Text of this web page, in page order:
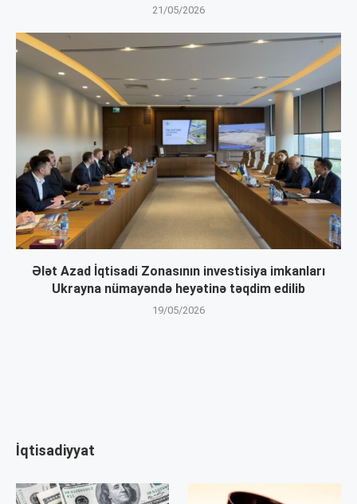
21/05/2026
Ələt Azad İqtisadi Zonasının investisiya imkanları
Ukrayna nümayəndə heyətinə təqdim edilib
19/05/2026
İqtisadiyyat